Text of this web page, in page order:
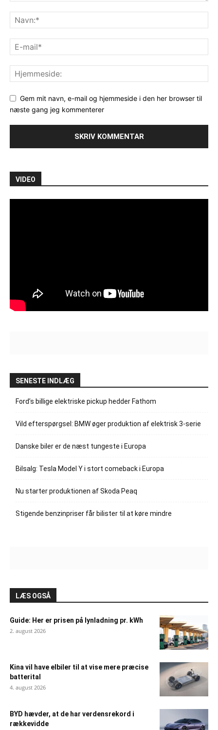
Gem mit navn, e-mail og hjemmeside i den her browser til
næste gang jeg kommenterer
VIDEO
SENESTE INDLÆG
Ford’s billige elektriske pickup hedder Fathom
Vild efterspørgsel: BMW øger produktion af elektrisk 3-serie
Danske biler er de næst tungeste i Europa
Bilsalg: Tesla Model Y i stort comeback i Europa
Nu starter produktionen af Skoda Peaq
Stigende benzinpriser får bilister til at køre mindre
LÆS OGSÅ
Guide: Her er prisen på lynladning pr. kWh
2. august 2026
Kina vil have elbiler til at vise mere præcise
batterital
4. august 2026
BYD hævder, at de har verdensrekord i
rækkevidde